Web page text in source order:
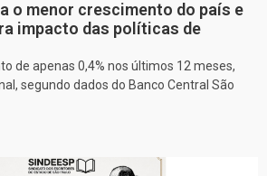
o menor crescimento do país e
impacto das políticas de
de apenas 0,4% nos últimos 12 meses,
segundo dados do Banco Central São